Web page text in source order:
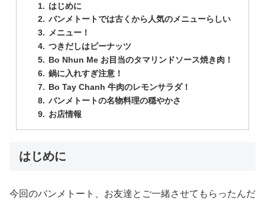
はじめに
バンメトートでは古くから人気のメニューらしい
メニュー！
つきだしはピーナッツ
Bo Nhun Me お目当のタマリンドソース焼き肉！
鍋に入れすぎ注意！
Bo Tay Chanh 牛肉のレモンサラダ！
バンメトートの名物料理の穏やかさ
お店情報
はじめに
今回のバンメトート、お友達とご一緒させてもらったんだ